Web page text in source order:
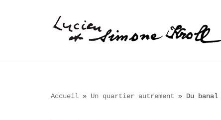
Accueil » Un quartier autrement » Du